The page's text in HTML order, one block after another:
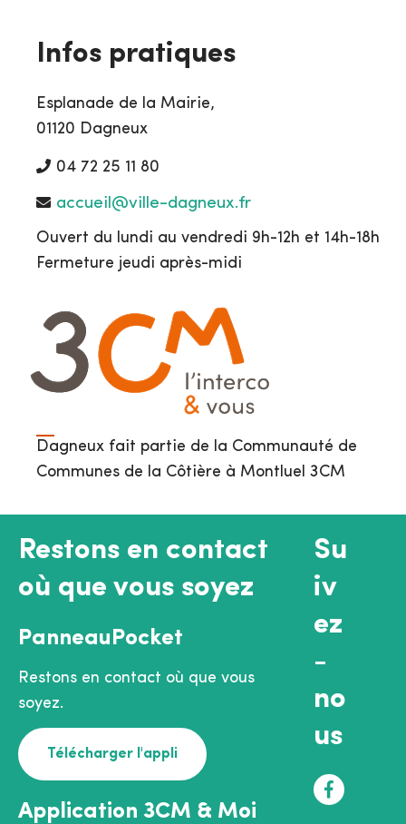
Infos pratiques
Esplanade de la Mairie,
01120 Dagneux
04 72 25 11 80
accueil@ville-dagneux.fr
Ouvert du lundi au vendredi 9h-12h et 14h-18h
Fermeture jeudi après-midi
Dagneux fait partie de la Communauté de
Communes de la Côtière à Montluel 3CM
Restons en contact
où que vous soyez
PanneauPocket
Restons en contact où que vous
soyez.
Télécharger l'appli
Application 3CM & Moi
Su
iv
ez
-
no
us
F